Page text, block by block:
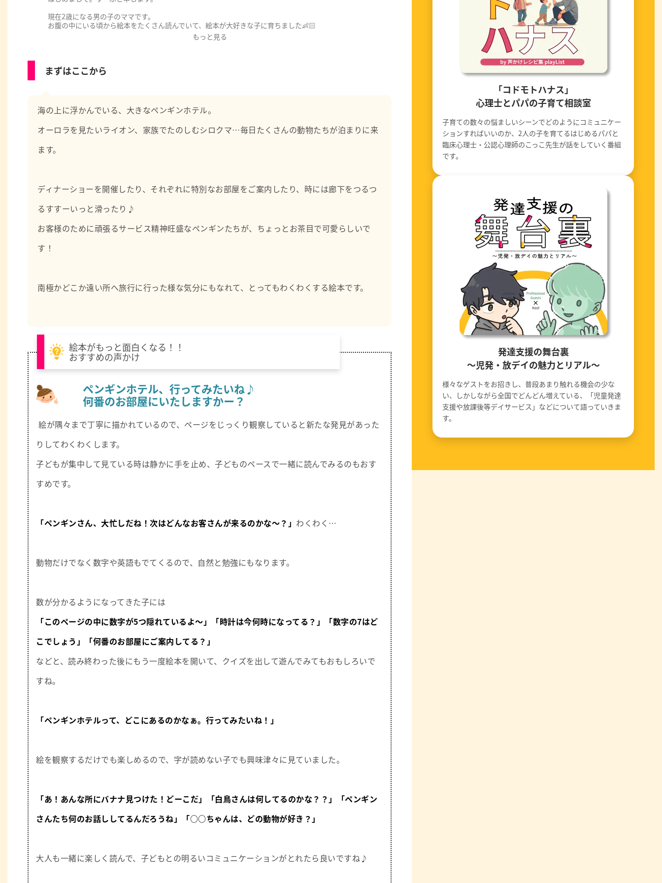
現在2歳になる男の子のママです。
お腹の中にいる頃から絵本をたくさん読んでいて、絵本が大好きな子に育ちました👶🏻
モンテッソーリ教育なども活かしつつ、子育てを一緒に楽しくがんばれたらなぁと思います(^^)
もっと見る
まずはここから
海の上に浮かんでいる、大きなペンギンホテル。
オーロラを見たいライオン、家族でたのしむシロクマ…毎日たくさんの動物たちが泊まりに来
ます。
ディナーショーを開催したり、それぞれに特別なお部屋をご案内したり、時には廊下をつるつ
るすすーいっと滑ったり♪
お客様のために頑張るサービス精神旺盛なペンギンたちが、ちょっとお茶目で可愛らしいで
す！
南極かどこか遠い所へ旅行に行った様な気分にもなれて、とってもわくわくする絵本です。
絵本がもっと面白くなる！！
おすすめの声かけ
ペンギンホテル、行ってみたいね♪
何番のお部屋にいたしますかー？
絵が隅々まで丁寧に描かれているので、ページをじっくり観察していると新たな発見があった
りしてわくわくします。
子どもが集中して見ている時は静かに手を止め、子どものペースで一緒に読んでみるのもおす
すめです。
「ペンギンさん、大忙しだね！次はどんなお客さんが来るのかな〜？」 わくわく…
動物だけでなく数字や英語もでてくるので、自然と勉強にもなります。
数が分かるようになってきた子には
「このページの中に数字が5つ隠れているよ〜」
「時計は今何時になってる？」
「数字の7はど
こでしょう」
「何番のお部屋にご案内してる？」
などと、読み終わった後にもう一度絵本を開いて、クイズを出して遊んでみてもおもしろいで
すね。
「ペンギンホテルって、どこにあるのかなぁ。行ってみたいね！」
絵を観察するだけでも楽しめるので、字が読めない子でも興味津々に見ていました。
「あ！あんな所にバナナ見つけた！どーこだ」 「白鳥さんは何してるのかな？？」
「ペンギン
さんたち何のお話ししてるんだろうね」
「○○ちゃんは、どの動物が好き？」
大人も一緒に楽しく読んで、子どもとの明るいコミュニケーションがとれたら良いですね♪
「コドモトハナス」
心理士とパパの子育て相談室
子育ての数々の悩ましいシーンでどのようにコミュニケー
ションすればいいのか、2人の子を育てるはじめるパパと
臨床心理士・公認心理師のこっこ先生が話をしていく番組
です。
発達支援の舞台裏
〜児発・放デイの魅力とリアル〜
様々なゲストをお招きし、普段あまり触れる機会の少な
い、しかしながら全国でどんどん増えている、「児童発達
支援や放課後等デイサービス」などについて語っていきま
す。